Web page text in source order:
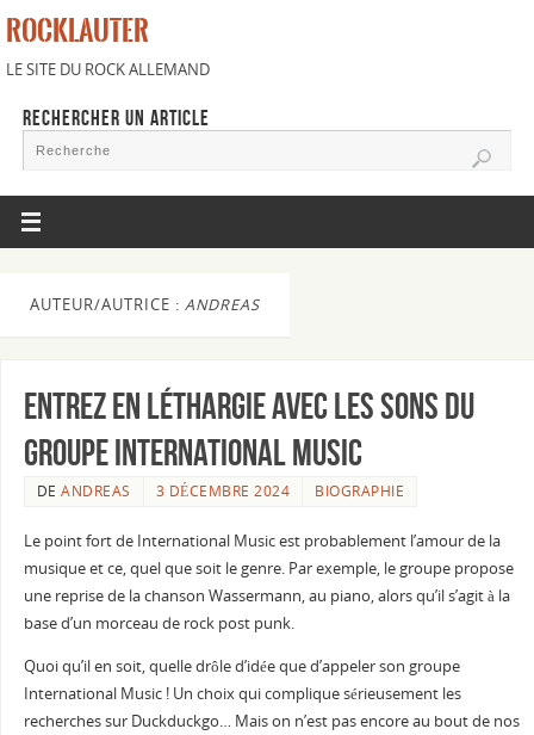
ROCKLAUTER
LE SITE DU ROCK ALLEMAND
RECHERCHER UN ARTICLE
AUTEUR/AUTRICE : ANDREAS
Entrez en léthargie avec les sons du
groupe International Music
DEANDREAS 3 DÉCEMBRE 2024 BIOGRAPHIE
Le point fort de International Music est probablement l’amour de la
musique et ce, quel que soit le genre. Par exemple, le groupe propose
une reprise de la chanson Wassermann, au piano, alors qu’il s’agit à la
base d’un morceau de rock post punk.
Quoi qu’il en soit, quelle drôle d’idée que d’appeler son groupe
International Music ! Un choix qui complique sérieusement les
recherches sur Duckduckgo… Mais on n’est pas encore au bout de nos